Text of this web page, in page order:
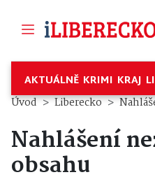
AKTUÁLNĚ KRIMI KRAJ
Úvod Liberecko
Nahlášení
obsahu